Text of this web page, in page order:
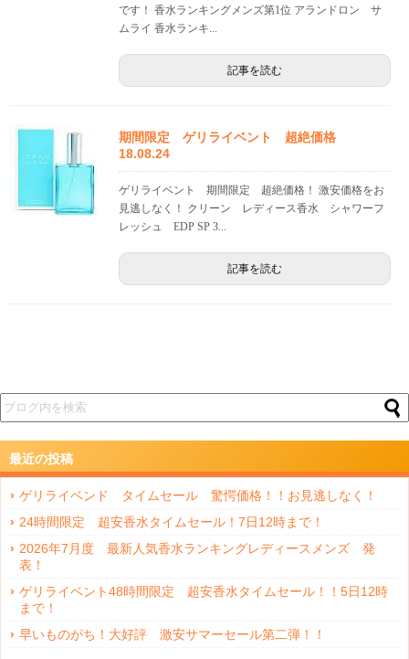
です！ 香水ランキングメンズ第1位 アランドロン サ
ムライ 香水ランキ...
記事を読む
期間限定 ゲリライベント 超絶価格
18.08.24
ゲリライベント 期間限定 超絶価格！ 激安価格をお
見逃しなく！ クリーン レディース香水 シャワーフ
レッシュ EDP SP 3...
記事を読む
最近の投稿
ゲリライベンド タイムセール 驚愕価格！！お見逃しなく！
24時間限定 超安香水タイムセール！7日12時まで！
2026年7月度 最新人気香水ランキングレディースメンズ 発
表！
ゲリライベント48時間限定 超安香水タイムセール！！5日12時
まで！
早いものがち！大好評 激安サマーセール第二弾！！